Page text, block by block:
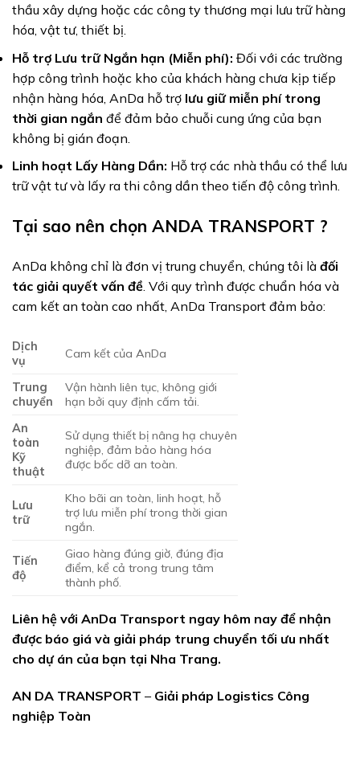
thầu xây dựng hoặc các công ty thương mại lưu trữ hàng
hóa, vật tư, thiết bị.
Hỗ trợ Lưu trữ Ngắn hạn (Miễn phí): Đối với các trường
hợp công trình hoặc kho của khách hàng chưa kịp tiếp
nhận hàng hóa, AnDa hỗ trợ lưu giữ miễn phí trong
thời gian ngắn để đảm bảo chuỗi cung ứng của bạn
không bị gián đoạn.
Linh hoạt Lấy Hàng Dần: Hỗ trợ các nhà thầu có thể lưu
trữ vật tư và lấy ra thi công dần theo tiến độ công trình.
Tại sao nên chọn ANDA TRANSPORT ?
AnDa không chỉ là đơn vị trung chuyển, chúng tôi là đối
tác giải quyết vấn đề. Với quy trình được chuẩn hóa và
cam kết an toàn cao nhất, AnDa Transport đảm bảo:
Dịch
vụ
Cam kết của AnDa
Trung
chuyển
Vận hành liên tục, không giới
hạn bởi quy định cấm tải.
An
toàn
Kỹ
thuật
Sử dụng thiết bị nâng hạ chuyên
nghiệp, đảm bảo hàng hóa
được bốc dỡ an toàn.
Lưu
trữ
Kho bãi an toàn, linh hoạt, hỗ
trợ lưu miễn phí trong thời gian
ngắn.
Tiến
độ
Giao hàng đúng giờ, đúng địa
điểm, kể cả trong trung tâm
thành phố.
Liên hệ với AnDa Transport ngay hôm nay để nhận
được báo giá và giải pháp trung chuyển tối ưu nhất
cho dự án của bạn tại Nha Trang.
AN DA TRANSPORT – Giải pháp Logistics Công
nghiệp Toàn